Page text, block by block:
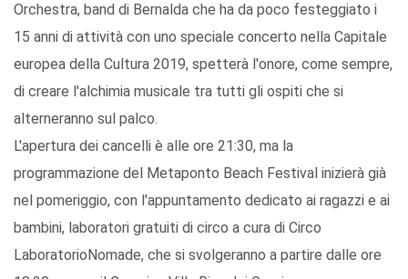
Orchestra, band di Bernalda che ha da poco festeggiato i
15 anni di attività con uno speciale concerto nella Capitale
europea della Cultura 2019, spetterà l'onore, come sempre,
di creare l'alchimia musicale tra tutti gli ospiti che si
alterneranno sul palco.
L'apertura dei cancelli è alle ore 21:30, ma la
programmazione del Metaponto Beach Festival inizierà già
nel pomeriggio, con l'appuntamento dedicato ai ragazzi e ai
bambini, laboratori gratuiti di circo a cura di Circo
LaboratorioNomade, che si svolgeranno a partire dalle ore